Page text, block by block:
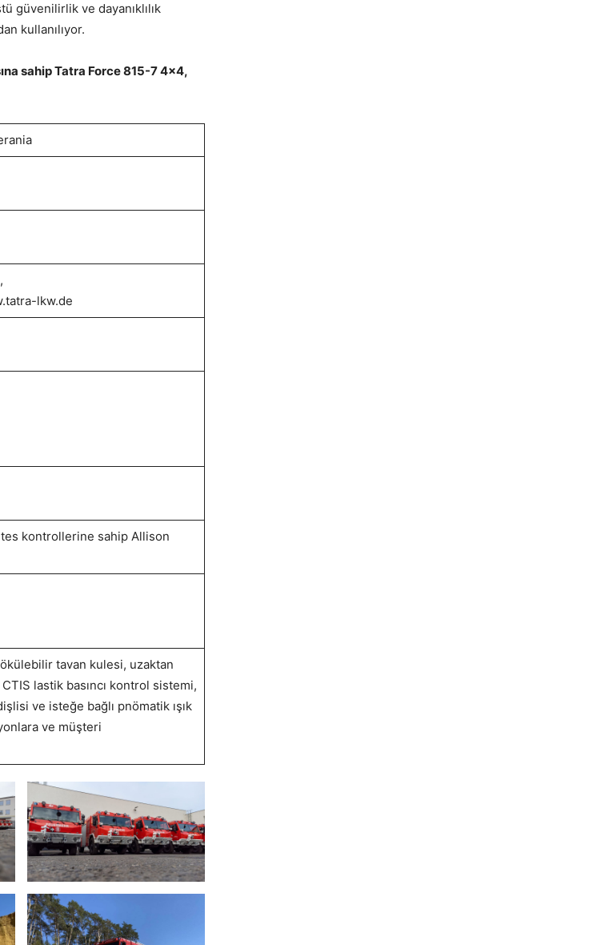
güvenilirlik ve dayanıklılık
kullanılıyor.
sahip Tatra Force 815-7 4×4,
lkw.de
kontrollerine sahip Allison
tavan kulesi, uzaktan
lastik basıncı kontrol sistemi,
ve isteğe bağlı pnömatik ışık
ve müşteri